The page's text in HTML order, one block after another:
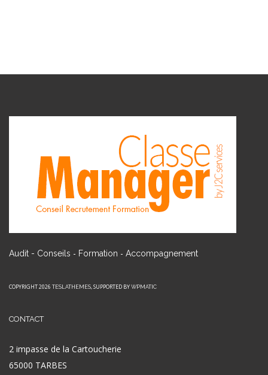
Audit - Conseils - Formation - Accompagnement
COPYRIGHT 2026 TESLATHEMES, SUPPORTED BY WPMATIC
CONTACT
2 impasse de la Cartoucherie
65000 TARBES